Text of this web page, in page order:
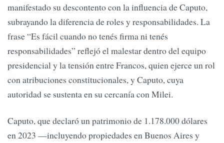
manifestado su descontento con la influencia de Caputo,
subrayando la diferencia de roles y responsabilidades. La
frase “Es fácil cuando no tenés firma ni tenés
responsabilidades” reflejó el malestar dentro del equipo
presidencial y la tensión entre Francos, quien ejerce un rol
con atribuciones constitucionales, y Caputo, cuya
autoridad se sustenta en su cercanía con Milei.
Caputo, que declaró un patrimonio de 1.178.000 dólares
en 2023 —incluyendo propiedades en Buenos Aires y